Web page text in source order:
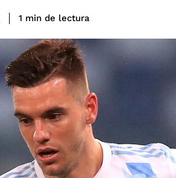
1 min de lectura